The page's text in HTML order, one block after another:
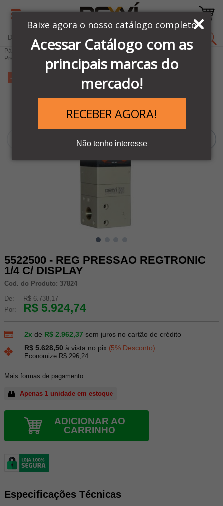
Baixe agora o nosso catálogo completo
Acessar Catálogo com as
principais marcas do
mercado!
RECEBER AGORA!
Não tenho interesse
Página Inicial
LINHA PNEUMÁTICA METAL WORK
Preparação de Ar comprimido
-12%
5522500 - REG PRESSAO REGTRONIC
1/4 C/ DISPLAY
Cod. do Produto: 37824
De:
R$ 6.738,17
Por:
R$ 5.924,74
2x de R$ 2.962,37 sem juros no cartão de crédito
R$ 5.628,50 à vista no pix (5% Desconto)
Economize R$ 296,24
Mais formas de pagamento
Apenas 1 unidade em estoque
ADICIONAR AO
CARRINHO
Especificações Técnicas